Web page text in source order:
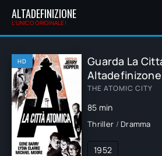
ALTADEFINIZIONE
L'UNICO ORIGINALE!
HD
Guarda La
THE ATOMIC CITY
85 min
Thriller / Dramma
1952